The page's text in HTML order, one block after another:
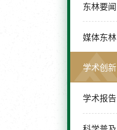
东林要闻
媒体东林
学术创新
学术报告